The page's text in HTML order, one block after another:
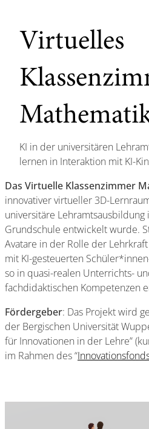
Virtuelles
KI in der universitären
lernen in Interaktion mit KI-
Das Virtuelle Klassenzimmer
innovativer virtueller 3D-
universitäre
Grundschule entwickelt wurde.
Avatare in der Rolle der
mit KI-gesteuerten
so in quasi-realen Unterrichts-
fachdidaktischen Kompetenzen
Fördergeber: Das Projekt wird
der Bergischen Universität
für Innovationen in der Lehre”
im Rahmen des “